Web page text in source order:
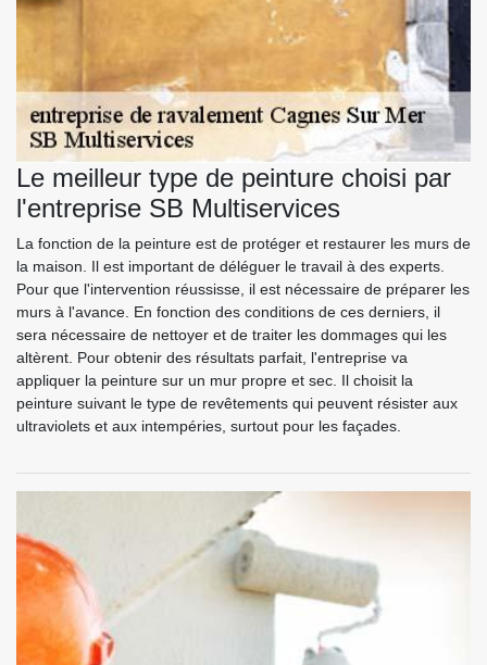
Le meilleur type de peinture choisi par
l'entreprise SB Multiservices
La fonction de la peinture est de protéger et restaurer les murs de
la maison. Il est important de déléguer le travail à des experts.
Pour que l'intervention réussisse, il est nécessaire de préparer les
murs à l'avance. En fonction des conditions de ces derniers, il
sera nécessaire de nettoyer et de traiter les dommages qui les
altèrent. Pour obtenir des résultats parfait, l'entreprise va
appliquer la peinture sur un mur propre et sec. Il choisit la
peinture suivant le type de revêtements qui peuvent résister aux
ultraviolets et aux intempéries, surtout pour les façades.